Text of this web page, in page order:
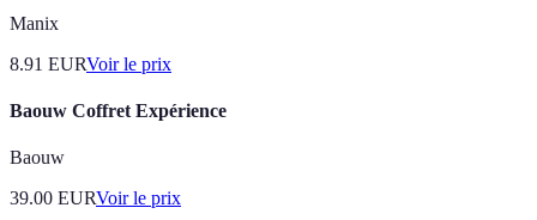
Manix
8.91 EURVoir le prix
Baouw Coffret Expérience
Baouw
39.00 EURVoir le prix